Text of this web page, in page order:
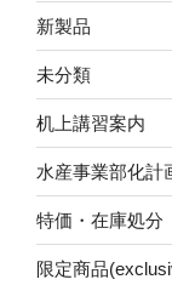
新製品
未分類
机上講習案内
水産事業部化計
特価・在庫処分
限定商品